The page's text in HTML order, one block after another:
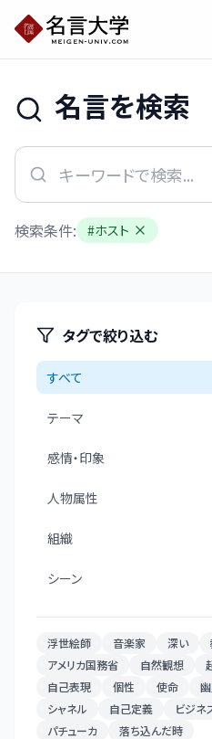
名言を検索
検索条件: #ホスト
タグで絞り込む
すべて
テーマ
感情・印象
人物属性
組織
シーン
浮世絵師 音楽家 深い
アメリカ国務省
自然観想
自己表現
個性 使命
シャネル
自己定義 ビジネ
パチューカ
落ち込んだ時